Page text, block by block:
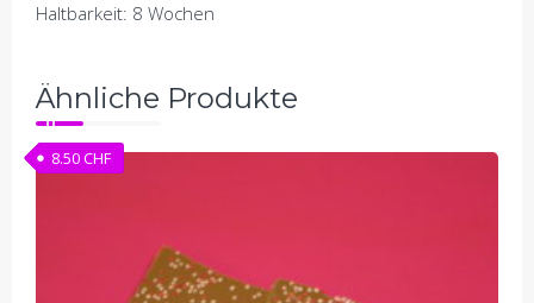
Haltbarkeit: 8 Wochen
Ähnliche Produkte
8.50CHF